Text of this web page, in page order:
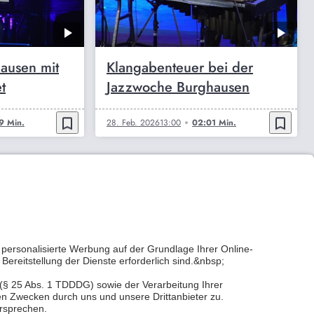
mit
Min. bookmark_border
Klangabenteuer bei der
Jazzwoche Burghausen
28. Feb. 202613:00 02:01 Min. bookmark_border